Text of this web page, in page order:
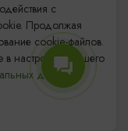
Музеи
с
Продолжая
cookie-файлов.
настройках Вашего
данных.